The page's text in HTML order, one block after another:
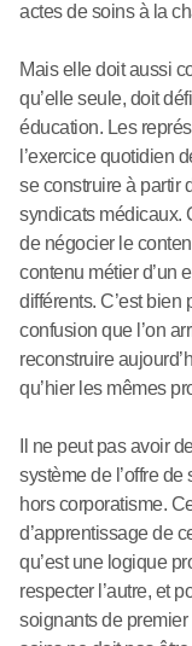
actes de soins à la
Mais elle doit aussi
qu’elle seule, doit
éducation. Les
l’exercice quotidien
se construire à partir
syndicats médicaux.
de négocier le
contenu métier d’un
différents. C’est bien
confusion que l’on
reconstruire
qu’hier les mêmes
Il ne peut pas avoir
système de l’offre de
hors corporatisme.
d’apprentissage de
qu’est une logique
respecter l’autre, et
soignants de